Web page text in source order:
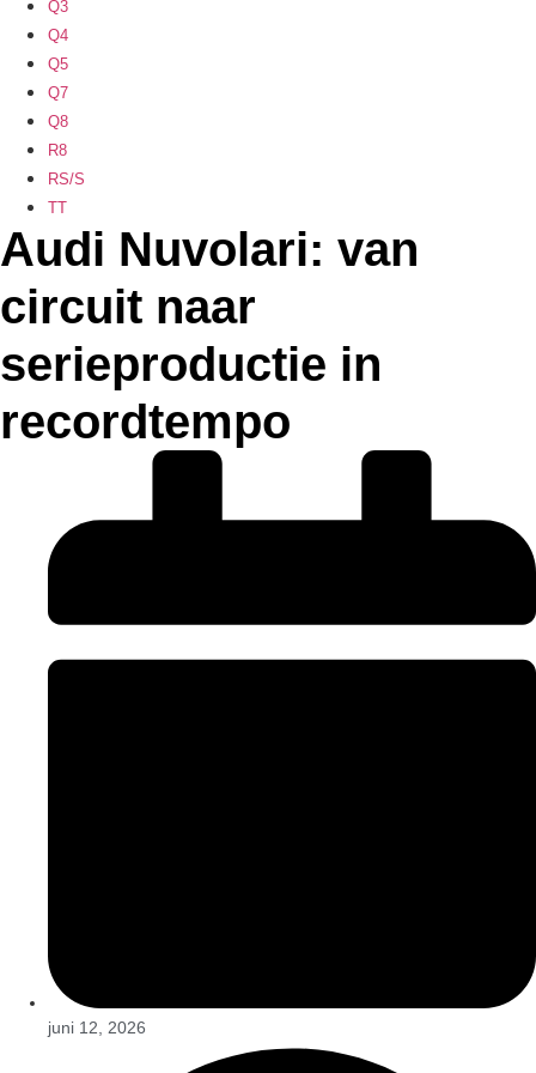
Q3
Q4
Q5
Q7
Q8
R8
RS/S
TT
Audi Nuvolari: van
circuit naar
serieproductie in
recordtempo
juni 12, 2026